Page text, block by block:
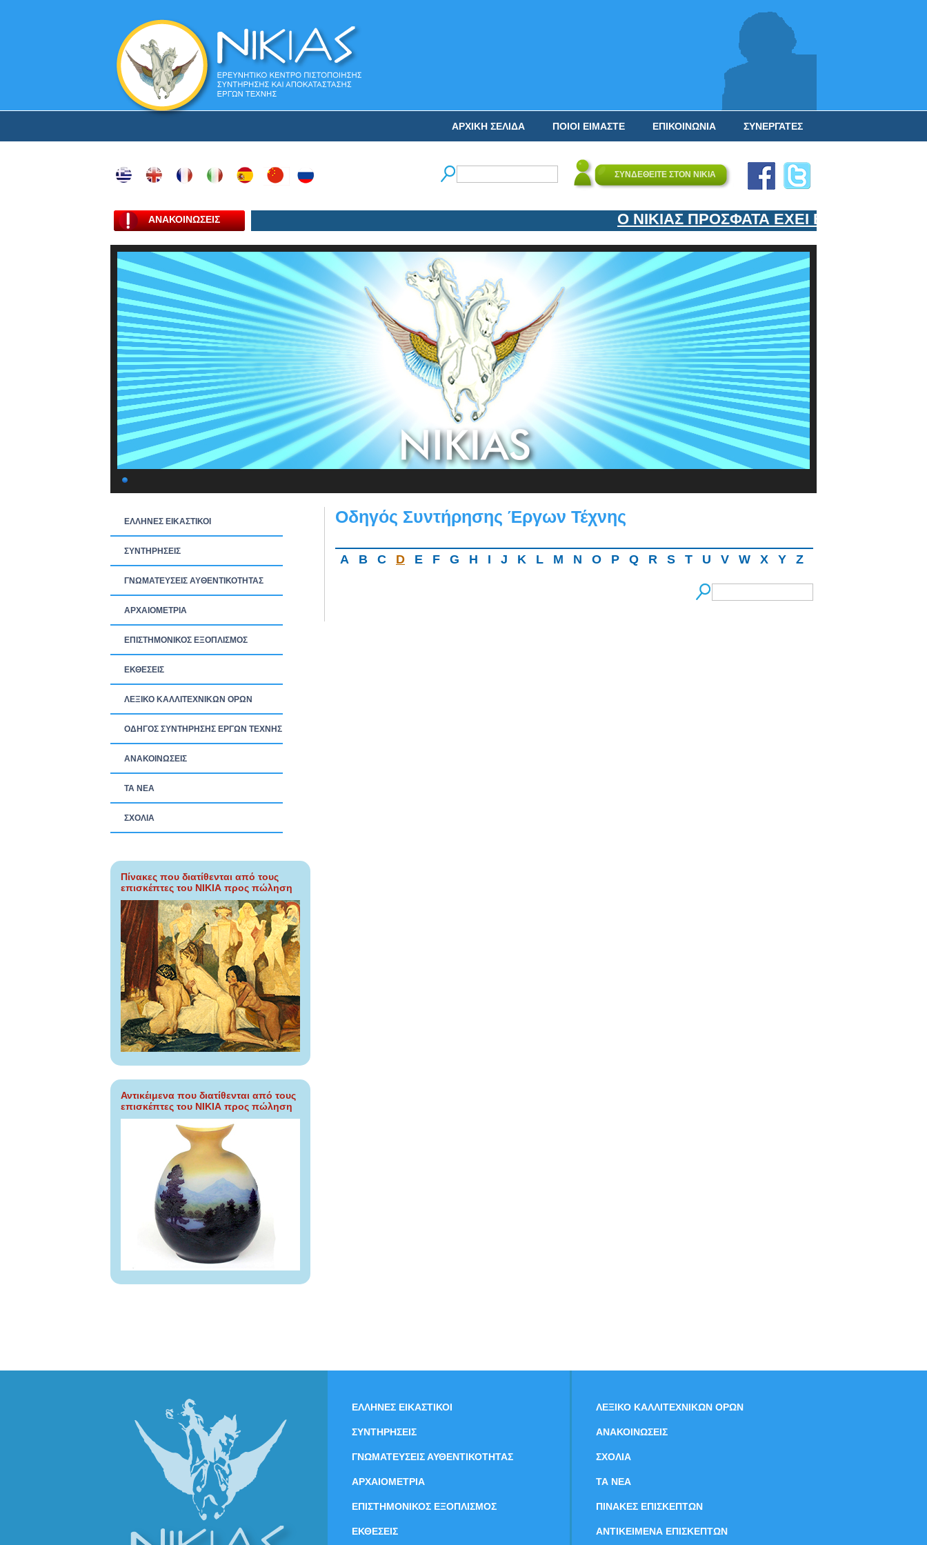
ΣΥΝΕΡΓΑΤΕΣ
ΕΠΙΚΟΙΝΩΝΙΑ
ΠΟΙΟΙ ΕΙΜΑΣΤΕ
ΑΡΧΙΚΗ ΣΕΛΙΔΑ
ΣΥΝΔΕΘΕΙΤΕ ΣΤΟΝ ΝΙΚΙΑ
ΑΝΑΚΟΙΝΩΣΕΙΣ Ο ΝΙΚΙΑΣ ΠΡΟΣΦΑΤΑ ΕΧΕΙ ΕΝΤΑΞΕΙ ΣΤΟΝ
ΕΛΛΗΝΕΣ ΕΙΚΑΣΤΙΚΟΙ
ΣΥΝΤΗΡΗΣΕΙΣ
ΓΝΩΜΑΤΕΥΣΕΙΣ ΑΥΘΕΝΤΙΚΟΤΗΤΑΣ
ΑΡΧΑΙΟΜΕΤΡΙΑ
ΕΠΙΣΤΗΜΟΝΙΚΟΣ ΕΞΟΠΛΙΣΜΟΣ
ΕΚΘΕΣΕΙΣ
ΛΕΞΙΚΟ ΚΑΛΛΙΤΕΧΝΙΚΩΝ ΟΡΩΝ
ΟΔΗΓΟΣ ΣΥΝΤΗΡΗΣΗΣ ΕΡΓΩΝ ΤΕΧΝΗΣ
ΑΝΑΚΟΙΝΩΣΕΙΣ
ΤΑ ΝEΑ
ΣΧΟΛΙΑ
Πίνακες που διατίθενται από τους
επισκέπτες του ΝΙΚΙΑ προς πώληση
Αντικέιμενα που διατίθενται από τους
επισκέπτες του ΝΙΚΙΑ προς πώληση
Οδηγός Συντήρησης Έργων Τέχνης
A B C D E F G H I J K L M N O P Q R S T U V W X Y Z
ΕΛΛΗΝΕΣ ΕΙΚΑΣΤΙΚΟΙ
ΣΥΝΤΗΡΗΣΕΙΣ
ΓΝΩΜΑΤΕΥΣΕΙΣ ΑΥΘΕΝΤΙΚΟΤΗΤΑΣ
ΑΡΧΑΙΟΜΕΤΡΙΑ
ΕΠΙΣΤΗΜΟΝΙΚΟΣ ΕΞΟΠΛΙΣΜΟΣ
ΕΚΘΕΣΕΙΣ
ΛΕΞΙΚΟ ΚΑΛΛΙΤΕΧΝΙΚΩΝ ΟΡΩΝ
ΑΝΑΚΟΙΝΩΣΕΙΣ
ΣΧΟΛΙΑ
ΤΑ ΝEΑ
ΠΙΝΑΚΕΣ ΕΠΙΣΚΕΠΤΩΝ
ΑΝΤΙΚΕΙΜΕΝΑ ΕΠΙΣΚΕΠΤΩΝ